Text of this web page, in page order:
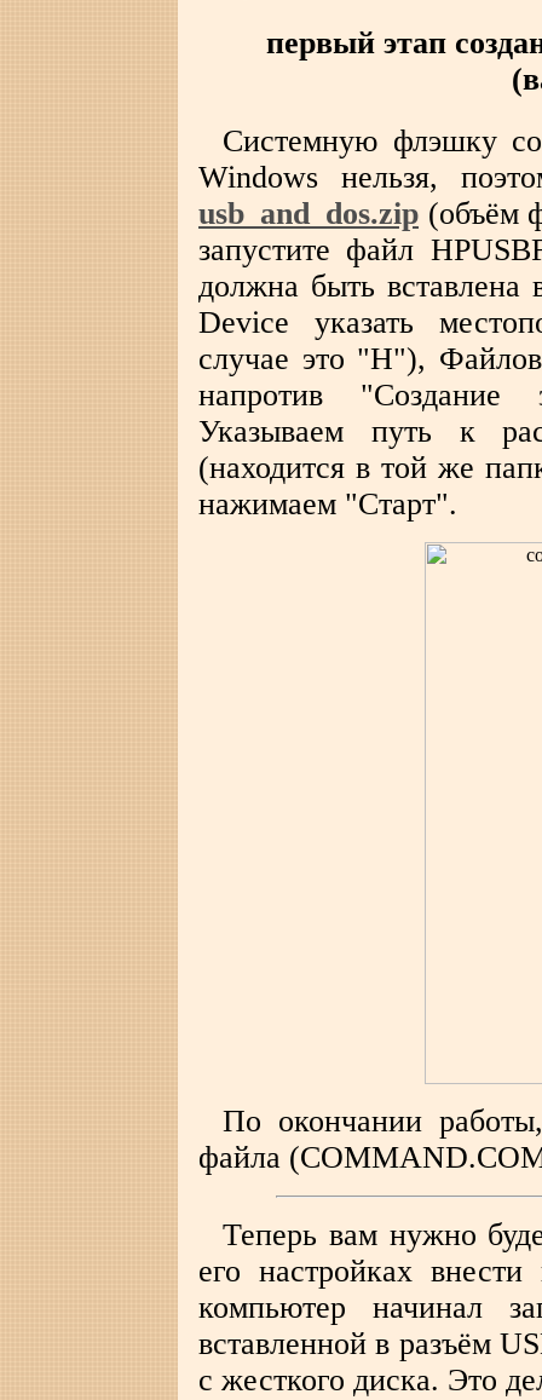
первый этап
Системную флэшку
Windows нельзя,
usb_and_dos.zip (объём
запустите файл
должна быть вставлена
Device указать
случае это "Н"),
напротив "Создание
Указываем путь к
(находится в той же
нажимаем "Старт".
По окончании
файла
Теперь вам нужно
его настройках
компьютер начинал
вставленной в разъём
с жесткого диска. Это